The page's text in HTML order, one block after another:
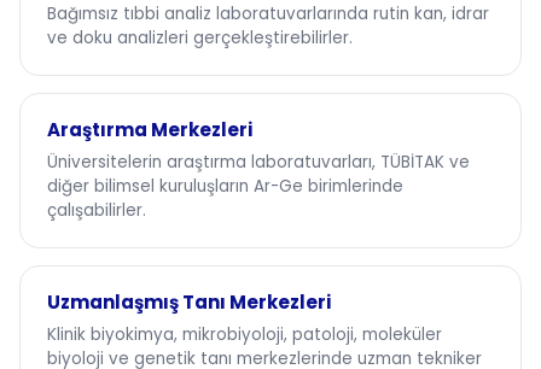
Bağımsız tıbbi analiz laboratuvarlarında rutin kan, idrar
ve doku analizleri gerçekleştirebilirler.
Araştırma Merkezleri
Üniversitelerin araştırma laboratuvarları, TÜBİTAK ve
diğer bilimsel kuruluşların Ar-Ge birimlerinde
çalışabilirler.
Uzmanlaşmış Tanı Merkezleri
Klinik biyokimya, mikrobiyoloji, patoloji, moleküler
biyoloji ve genetik tanı merkezlerinde uzman tekniker